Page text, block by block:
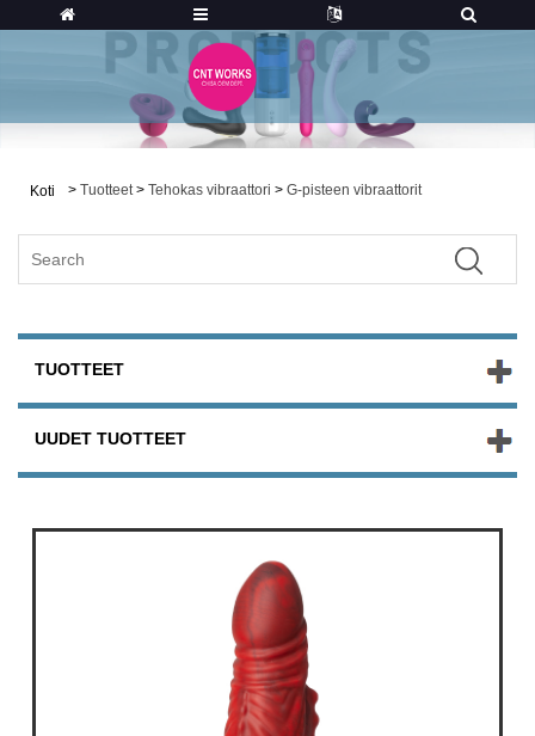
Koti > Tuotteet > Tehokas vibraattori > G-pisteen vibraattorit
TUOTTEET
UUDET TUOTTEET